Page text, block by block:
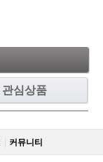
관심상품
커뮤니티